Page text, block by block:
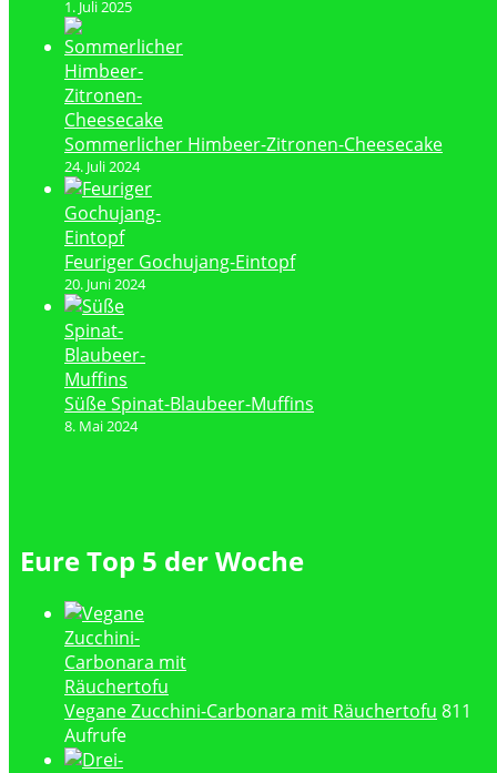
1. Juli 2025
Sommerlicher Himbeer-Zitronen-Cheesecake
24. Juli 2024
Feuriger Gochujang-Eintopf
20. Juni 2024
Süße Spinat-Blaubeer-Muffins
8. Mai 2024
Eure Top 5 der Woche
Vegane Zucchini-Carbonara mit Räuchertofu 811
Aufrufe